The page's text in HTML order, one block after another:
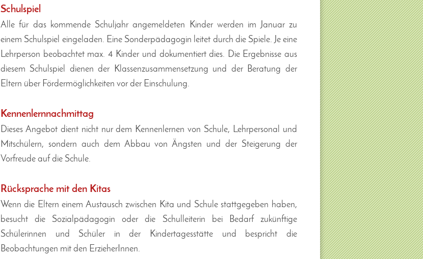
Schulspiel
Alle für das kommende Schuljahr angemeldeten Kinder werden im Januar zu
einem Schulspiel eingeladen. Eine Sonderpädagogin leitet durch die Spiele. Je eine
Lehrperson beobachtet max. 4 Kinder und dokumentiert dies. Die Ergebnisse aus
diesem Schulspiel dienen der Klassenzusammensetzung und der Beratung der
Eltern über Fördermöglichkeiten vor der Einschulung.
Kennenlernnachmittag
Dieses Angebot dient nicht nur dem Kennenlernen von Schule, Lehrpersonal und
Mitschülern, sondern auch dem Abbau von Ängsten und der Steigerung der
Vorfreude auf die Schule.
Rücksprache mit den Kitas
Wenn die Eltern einem Austausch zwischen Kita und Schule stattgegeben haben,
besucht die Sozialpädagogin oder die Schulleiterin bei Bedarf zukünftige
Schülerinnen und Schüler in der Kindertagesstätte und bespricht die
Beobachtungen mit den ErzieherInnen.